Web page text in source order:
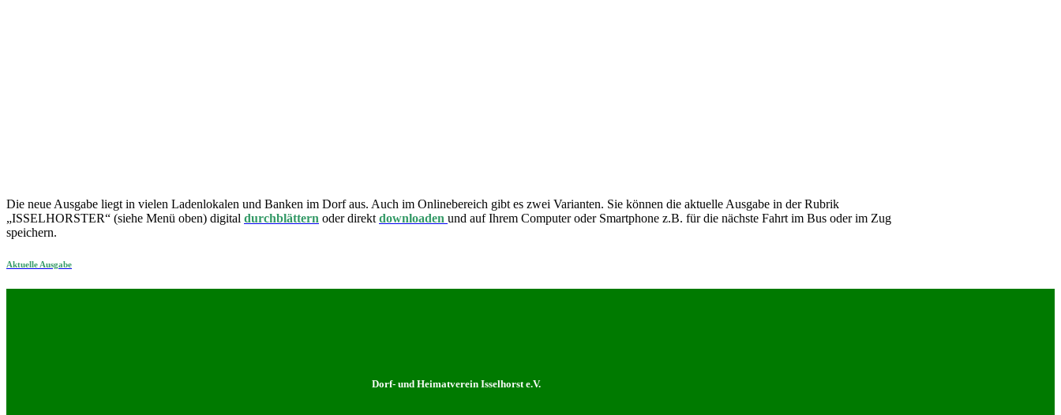
Die neue Ausgabe liegt in vielen Ladenlokalen und Banken im Dorf aus. Auch im Onlinebereich gibt es zwei Varianten. Sie können die aktuelle Ausgabe in der Rubrik
„ISSELHORSTER“ (siehe Menü oben) digital durchblättern oder direkt downloaden und auf Ihrem Computer oder Smartphone z.B. für die nächste Fahrt im Bus oder im Zug
speichern.
Aktuelle Ausgabe
Dorf- und Heimatverein Isselhorst e.V.